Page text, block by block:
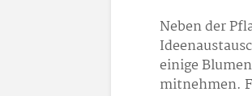
Neben der
einige
mitnehmen.